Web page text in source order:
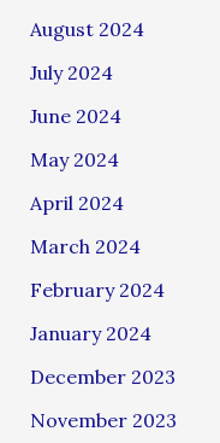
August 2024
July 2024
June 2024
May 2024
April 2024
March 2024
February 2024
January 2024
December 2023
November 2023